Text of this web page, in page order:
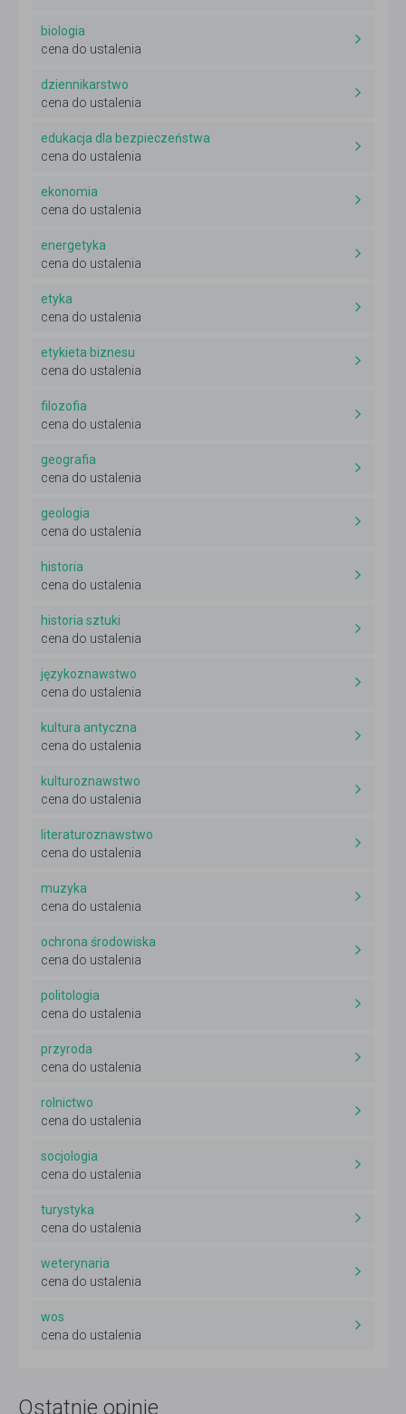
biologia
cena do ustalenia
dziennikarstwo
cena do ustalenia
edukacja dla bezpieczeństwa
cena do ustalenia
ekonomia
cena do ustalenia
energetyka
cena do ustalenia
etyka
cena do ustalenia
etykieta biznesu
cena do ustalenia
filozofia
cena do ustalenia
geografia
cena do ustalenia
geologia
cena do ustalenia
historia
cena do ustalenia
historia sztuki
cena do ustalenia
językoznawstwo
cena do ustalenia
kultura antyczna
cena do ustalenia
kulturoznawstwo
cena do ustalenia
literaturoznawstwo
cena do ustalenia
muzyka
cena do ustalenia
ochrona środowiska
cena do ustalenia
politologia
cena do ustalenia
przyroda
cena do ustalenia
rolnictwo
cena do ustalenia
socjologia
cena do ustalenia
turystyka
cena do ustalenia
weterynaria
cena do ustalenia
wos
cena do ustalenia
Ostatnie opinie